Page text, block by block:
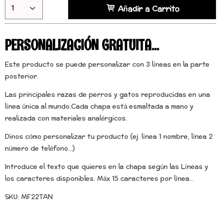
Añadir a Carrito
PERSONALIZACIÓN GRATUITA...
Este producto se puede personalizar con 3 líneas en la parte
posterior.
Las principales razas de perros y gatos reproducidas en una
línea única al mundo.Cada chapa está esmaltada a mano y
realizada con materiales analérgicos.
Dinos cómo personalizar tu producto (ej. línea 1 nombre, línea 2
número de teléfono...)
Introduce el texto que quieres en la chapa según las Líneas y
los caracteres disponibles. Máx 15 caracteres por línea...
SKU: MF22TAN